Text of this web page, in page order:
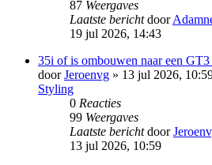
87 Weergaves
Laatste berichtdoor
19 jul 2026, 14:43
35i of is ombouwen naar een
doorJeroenvg » 13 jul 2026,
Styling
0 Reacties
99 Weergaves
Laatste berichtdoor
13 jul 2026, 10:59